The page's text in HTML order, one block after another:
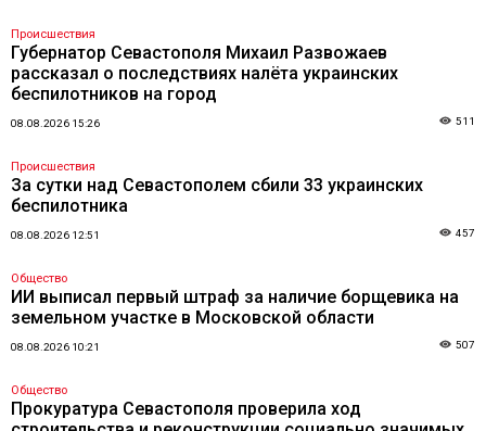
Происшествия
Губернатор Севастополя Михаил Развожаев
рассказал о последствиях налёта украинских
беспилотников на город
08.08.2026 15:26 511
Происшествия
За сутки над Севастополем сбили 33 украинских
беспилотника
08.08.2026 12:51 457
Общество
ИИ выписал первый штраф за наличие борщевика на
земельном участке в Московской области
08.08.2026 10:21 507
Общество
Прокуратура Севастополя проверила ход